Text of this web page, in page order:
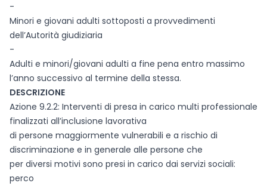
-
Minori e giovani adulti sottoposti a provvedimenti
dell’Autorità giudiziaria
-
Adulti e minori/giovani adulti a fine pena entro massimo
l’anno successivo al termine della stessa.
DESCRIZIONE
Azione 9.2.2: Interventi di presa in carico multi professionale
finalizzati all’inclusione lavorativa
di persone maggiormente vulnerabili e a rischio di
discriminazione e in generale alle persone che
per diversi motivi sono presi in carico dai servizi sociali:
perco